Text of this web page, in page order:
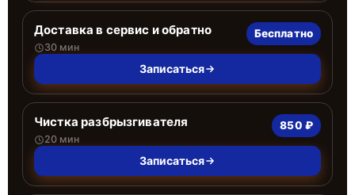
Доставка в сервис и обратно
30 мин
Бесплатно
Записаться
Чистка разбрызгивателя
20 мин
850 ₽
Записаться